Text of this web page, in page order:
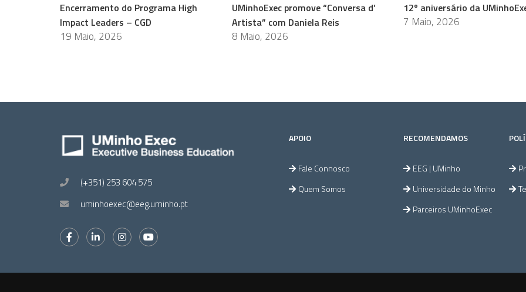
Encerramento do Programa High
Impact Leaders – CGD
19 Maio, 2026
UMinhoExec promove “Conversa d’
Artista” com Daniela Reis
8 Maio, 2026
12º aniversário da
7 Maio, 2026
(+351) 253 604 575
uminhoexec@eeg.uminho.pt
APOIO
Fale Connosco
Quem Somos
RECOMENDAMOS
EEG | UMinho
Universidade do Minho
Parceiros UMinhoExec